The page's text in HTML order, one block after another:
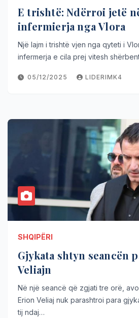
E trishtë: Ndërroi jetë
infermierja nga Vlora
Një lajm i trishtë vjen nga qyteti i
infermerja e cila prej vitesh
05/12/2025 LIDERIMK4
SHQIPËRI
Gjykata shtyn seancën
Veliajn
Në një seancë që zgjati tre orë,
Erion Veliaj nuk parashtroi para
tij ndaj…